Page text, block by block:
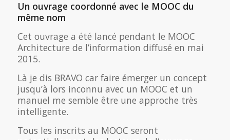
Un ouvrage coordonné avec le MOOC du
même nom
Cet ouvrage a été lancé pendant le MOOC
Architecture de l’information diffusé en mai
2015.
Là je dis BRAVO car faire émerger un concept
jusqu’à lors inconnu avec un MOOC et un
manuel me semble être une approche très
intelligente.
Tous les inscrits au MOOC seront